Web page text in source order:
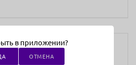
Дарья Александровна
высшей категории,
в приложении?
ОТМЕНА